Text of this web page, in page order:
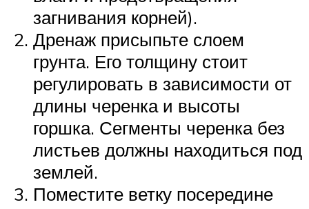
загнивания корней).
Дренаж присыпьте слоем
грунта. Его толщину стоит
регулировать в зависимости от
длины черенка и высоты
горшка. Сегменты черенка без
листьев должны находиться под
землей.
Поместите ветку посередине